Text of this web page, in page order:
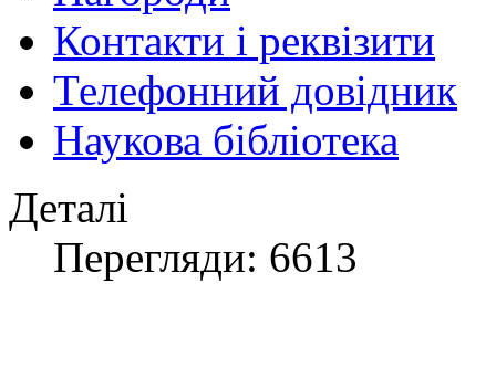
Контакти і реквізити
Телефонний довідник
Наукова бібліотека
Деталі
Перегляди: 6613